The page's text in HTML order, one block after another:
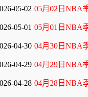
05-02 05月02日NBA季后赛
05-01 05月01日NBA季后赛西
04-30 04月30日NBA季后赛
04-29 04月29日NBA季后赛西
04-28 04月28日NBA季后赛